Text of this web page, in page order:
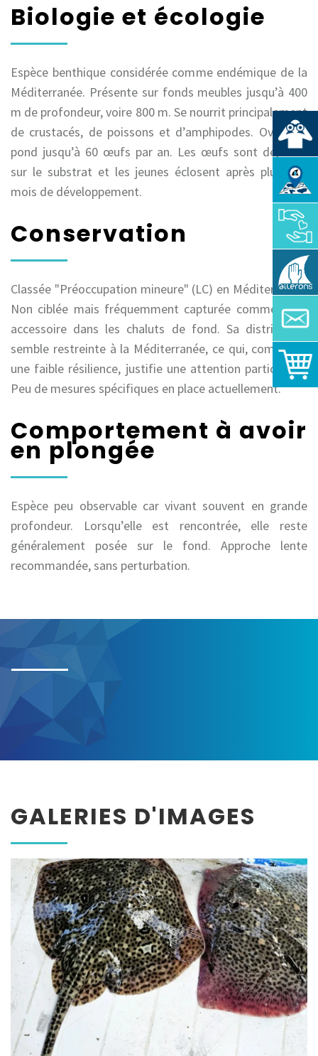
Biologie et écologie
Espèce benthique considérée comme endémique de la
Méditerranée. Présente sur fonds meubles jusqu’à 400
m de profondeur, voire 800 m. Se nourrit principalement
de crustacés, de poissons et d’amphipodes. Ovipare :
pond jusqu’à 60 œufs par an. Les œufs sont déposés
sur le substrat et les jeunes éclosent après plusieurs
mois de développement.
Conservation
Classée "Préoccupation mineure" (LC) en Méditerranée.
Non ciblée mais fréquemment capturée comme prise
accessoire dans les chaluts de fond. Sa distribution
semble restreinte à la Méditerranée, ce qui, combiné à
une faible résilience, justifie une attention particulière.
Peu de mesures spécifiques en place actuellement.
Comportement à avoir
en plongée
Espèce peu observable car vivant souvent en grande
profondeur. Lorsqu’elle est rencontrée, elle reste
généralement posée sur le fond. Approche lente
recommandée, sans perturbation.
GALERIES D'IMAGES